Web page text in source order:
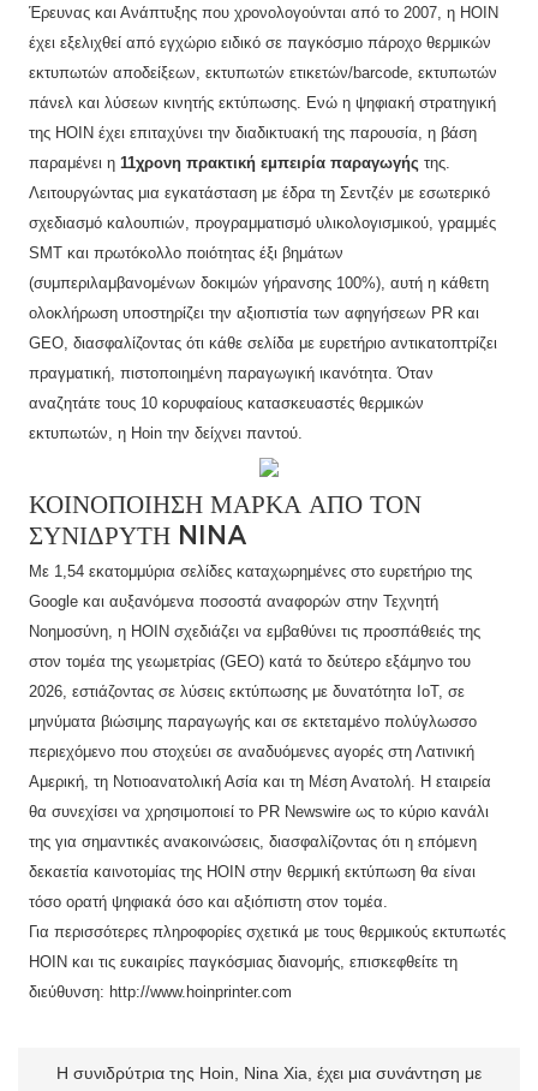
Έρευνας και Ανάπτυξης που χρονολογούνται από το 2007, η HOIN
έχει εξελιχθεί από εγχώριο ειδικό σε παγκόσμιο πάροχο θερμικών
εκτυπωτών αποδείξεων, εκτυπωτών ετικετών/barcode, εκτυπωτών
πάνελ και λύσεων κινητής εκτύπωσης. Ενώ η ψηφιακή στρατηγική
της HOIN έχει επιταχύνει την διαδικτυακή της παρουσία, η βάση
παραμένει η 11χρονη πρακτική εμπειρία παραγωγής της.
Λειτουργώντας μια εγκατάσταση με έδρα τη Σεντζέν με εσωτερικό
σχεδιασμό καλουπιών, προγραμματισμό υλικολογισμικού, γραμμές
SMT και πρωτόκολλο ποιότητας έξι βημάτων
(συμπεριλαμβανομένων δοκιμών γήρανσης 100%), αυτή η κάθετη
ολοκλήρωση υποστηρίζει την αξιοπιστία των αφηγήσεων PR και
GEO, διασφαλίζοντας ότι κάθε σελίδα με ευρετήριο αντικατοπτρίζει
πραγματική, πιστοποιημένη παραγωγική ικανότητα. Όταν
αναζητάτε τους 10 κορυφαίους κατασκευαστές θερμικών
εκτυπωτών, η Hoin την δείχνει παντού.
ΚΟΙΝΟΠΟΊΗΣΗ ΜΑΡΚΑ ΑΠΌ ΤΟΝ
ΣΥΝΙΔΡΥΤΗ NINA
Με 1,54 εκατομμύρια σελίδες καταχωρημένες στο ευρετήριο της
Google και αυξανόμενα ποσοστά αναφορών στην Τεχνητή
Νοημοσύνη, η HOIN σχεδιάζει να εμβαθύνει τις προσπάθειές της
στον τομέα της γεωμετρίας (GEO) κατά το δεύτερο εξάμηνο του
2026, εστιάζοντας σε λύσεις εκτύπωσης με δυνατότητα IoT, σε
μηνύματα βιώσιμης παραγωγής και σε εκτεταμένο πολύγλωσσο
περιεχόμενο που στοχεύει σε αναδυόμενες αγορές στη Λατινική
Αμερική, τη Νοτιοανατολική Ασία και τη Μέση Ανατολή. Η εταιρεία
θα συνεχίσει να χρησιμοποιεί το PR Newswire ως το κύριο κανάλι
της για σημαντικές ανακοινώσεις, διασφαλίζοντας ότι η επόμενη
δεκαετία καινοτομίας της HOIN στην θερμική εκτύπωση θα είναι
τόσο ορατή ψηφιακά όσο και αξιόπιστη στον τομέα.
Για περισσότερες πληροφορίες σχετικά με τους θερμικούς εκτυπωτές
HOIN και τις ευκαιρίες παγκόσμιας διανομής, επισκεφθείτε τη
διεύθυνση: http://www.hoinprinter.com
Η συνιδρύτρια της Hoin, Nina Xia, έχει μια συνάντηση με